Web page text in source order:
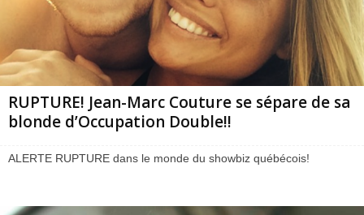
RUPTURE! Jean-Marc Couture se sépare de sa
blonde d’Occupation Double!!
ALERTE RUPTURE dans le monde du showbiz québécois!